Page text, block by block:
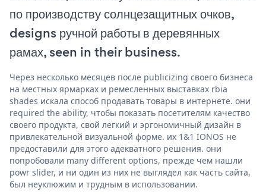
по производству солнцезащитных очков,
designs ручной работы в деревянных
рамах, seen in their business.
Через несколько месяцев после publicizing своего бизнеса
на местных ярмарках и ремесленных выставках rbia
shades искала способ продавать товары в интернете. они
required the ability, чтобы показать посетителям качество
своего продукта, свой легкий и эргономичный дизайн в
привлекательной визуальной форме. их 1&1 IONOS не
предоставили для этого адекватного решения. они
попробовали many different options, прежде чем нашли
powr slider, и ни один из них не выглядел как часть сайта,
был неуклюжим и трудным в использовании.